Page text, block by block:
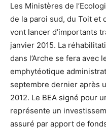
Les Ministères de
de la paroi sud, du Toit et
vont lancer d’importants
janvier 2015. La
dans l’Arche se fera avec
emphytéotique
septembre dernier après
2012. Le BEA signé pour
représente un
assuré par apport de